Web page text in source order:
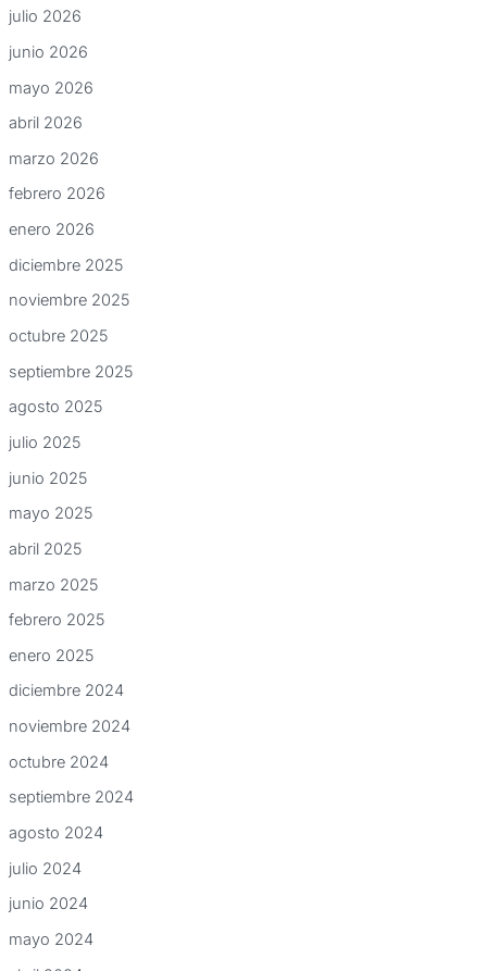
julio 2026
junio 2026
mayo 2026
abril 2026
marzo 2026
febrero 2026
enero 2026
diciembre 2025
noviembre 2025
octubre 2025
septiembre 2025
agosto 2025
julio 2025
junio 2025
mayo 2025
abril 2025
marzo 2025
febrero 2025
enero 2025
diciembre 2024
noviembre 2024
octubre 2024
septiembre 2024
agosto 2024
julio 2024
junio 2024
mayo 2024